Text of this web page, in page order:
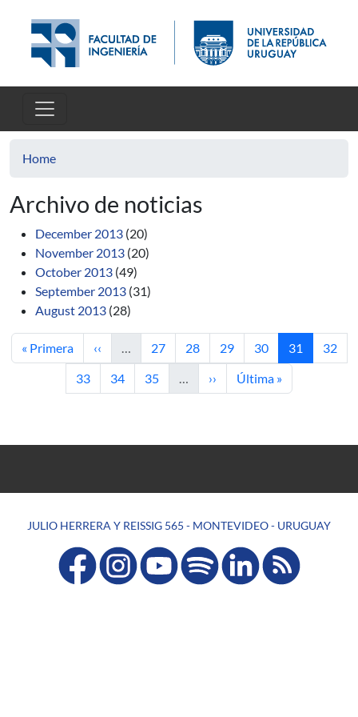
Home
Archivo de noticias
December 2013 (20)
November 2013 (20)
October 2013 (49)
September 2013 (31)
August 2013 (28)
First page
« Primera Previous page
‹‹ … Page
27 Page
28 Page
29 Page
30 Current
31 Page
32
Page
33 Page
34 Page
35 … Next page
›› Last page
Última »
JULIO HERRERA Y REISSIG 565 - MONTEVIDEO - URUGUAY